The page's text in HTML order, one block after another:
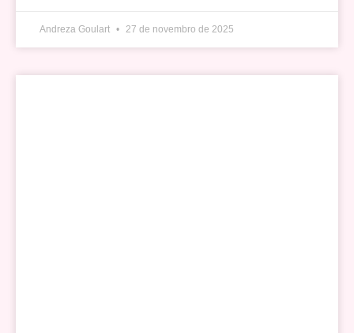
Andreza Goulart 27 de novembro de 2025